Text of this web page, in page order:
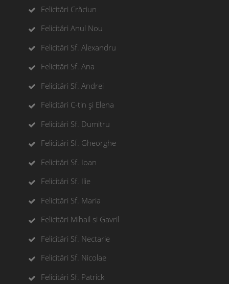
Felicitări Crăciun
Felicitări Anul Nou
Felicitări Sf. Alexandru
Felicitări Sf. Ana
Felicitări Sf. Andrei
Felicitări C-tin și Elena
Felicitări Sf. Dumitru
Felicitări Sf. Gheorghe
Felicitări Sf. Ioan
Felicitări Sf. Ilie
Felicitări Sf. Maria
Felicitări Mihail si Gavril
Felicitări Sf. Nectarie
Felicitări Sf. Nicolae
Felicitări Sf. Patrick